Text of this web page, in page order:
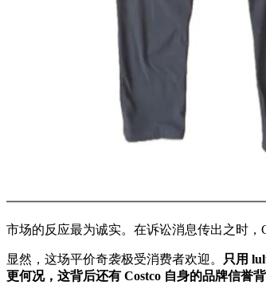
市场的反应最为诚实。在诉讼消息传出之时，
显然，这场平价奇袭极受消费者欢迎。
只用
更何况，这背后还有 Costco 自身的品牌信誉背